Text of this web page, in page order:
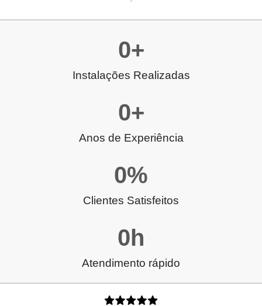
Instalações Realizadas
0+
Anos de Experiência
0+
Clientes Satisfeitos
0%
Atendimento rápido
0 h